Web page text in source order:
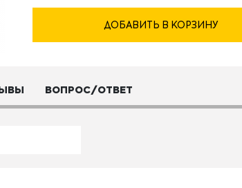
ДОБАВИТЬ В КОРЗИНУ
ВОПРОС/ОТВЕТ